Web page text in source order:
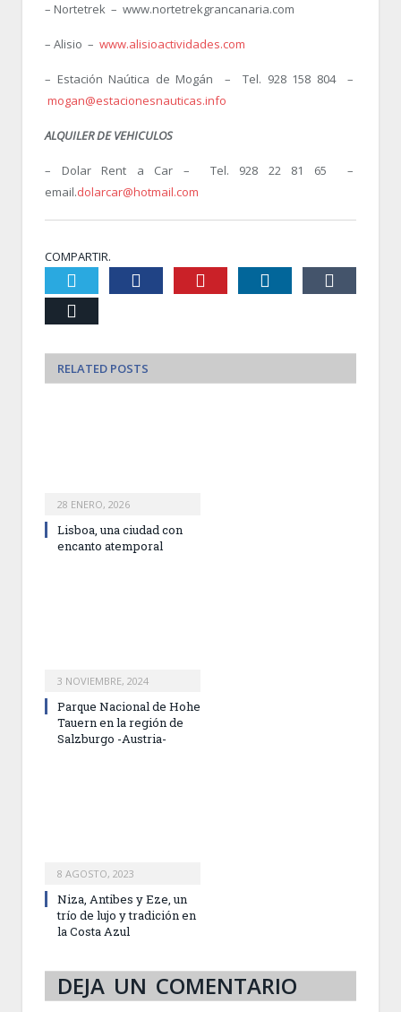
– Nortetrek – www.nortetrekgrancanaria.com
– Alisio – www.alisioactividades.com
– Estación Naútica de Mogán – Tel. 928 158 804 –
mogan@estacionesnauticas.info
ALQUILER DE VEHICULOS
– Dolar Rent a Car – Tel. 928 22 81 65 –
email.dolarcar@hotmail.com
COMPARTIR.
Facebook Pinterest LinkedIn
RELATED POSTS
28 ENERO, 2026
Lisboa, una ciudad con
encanto atemporal
3 NOVIEMBRE, 2024
Parque Nacional de Hohe
Tauern en la región de
Salzburgo -Austria-
8 AGOSTO, 2023
Niza, Antibes y Eze, un
trío de lujo y tradición en
la Costa Azul
DEJA UN COMENTARIO